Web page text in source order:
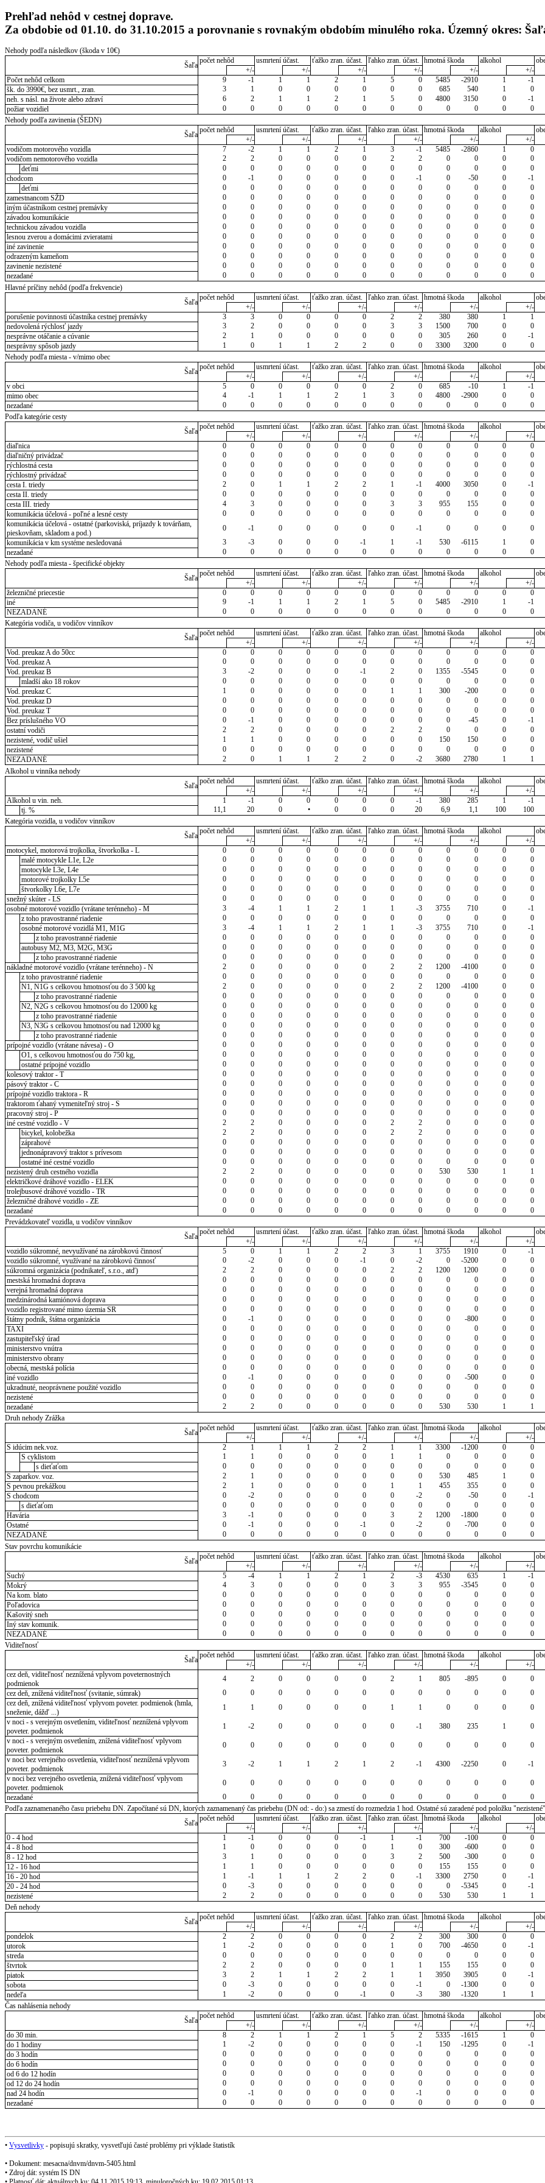
Prehľad nehôd v cestnej doprave.
Za obdobie od 01.10. do 31.10.2015 a porovnanie s rovnakým obdobím minulého roka. Územný okres:
Nehody podľa následkov (škoda v 10€)
Šaľa
počet nehôd usmrtení účast. ťažko zran. účast. ľahko zran. účast. hmotná škoda alkohol
+/-
+/- +/- +/- +/- +/-
Počet nehôd celkom
9 -1 1 1 2 1 5 0 5485 -2910 1 -1
šk. do 3990€, bez usmrt., zran.
3 1 0 0 0 0 0 0 685 540 1 0
neh. s násl. na živote alebo zdraví
6 2 1 1 2 1 5 0 4800 3150 0 -1
požiar vozidiel
0 0 0 0 0 0 0 0 0 0 0 0
Nehody podľa zavinenia (ŠEDN)
Šaľa
počet nehôd usmrtení účast. ťažko zran. účast. ľahko zran. účast. hmotná škoda alkohol
+/-
+/- +/- +/- +/- +/-
vodičom motorového vozidla
7 -2 1 1 2 1 3 -1 5485 -2860 1 0
vodičom nemotorového vozidla
2 2 0 0 0 0 2 2 0 0 0 0
deťmi
0 0 0 0 0 0 0 0 0 0 0 0
chodcom
0 -1 0 0 0 0 0 -1 0 -50 0 -1
deťmi
0 0 0 0 0 0 0 0 0 0 0 0
zamestnancom SŽD
0 0 0 0 0 0 0 0 0 0 0 0
iným účastníkom cestnej premávky
0 0 0 0 0 0 0 0 0 0 0 0
závadou komunikácie
0 0 0 0 0 0 0 0 0 0 0 0
technickou závadou vozidla
0 0 0 0 0 0 0 0 0 0 0 0
lesnou zverou a domácimi zvieratami
0 0 0 0 0 0 0 0 0 0 0 0
iné zavinenie
0 0 0 0 0 0 0 0 0 0 0 0
odrazeným kameňom
0 0 0 0 0 0 0 0 0 0 0 0
zavinenie nezistené
0 0 0 0 0 0 0 0 0 0 0 0
nezadané
0 0 0 0 0 0 0 0 0 0 0 0
Hlavné príčiny nehôd (podľa frekvencie)
Šaľa
počet nehôd usmrtení účast. ťažko zran. účast. ľahko zran. účast. hmotná škoda alkohol
+/-
+/- +/- +/- +/- +/-
porušenie povinnosti účastníka cestnej premávky
3 3 0 0 0 0 2 2 380 380 1 1
nedovolená rýchlosť jazdy
3 2 0 0 0 0 3 3 1500 700 0 0
nesprávne otáčanie a cúvanie
2 1 0 0 0 0 0 0 305 260 0 -1
nesprávny spôsob jazdy
1 0 1 1 2 2 0 0 3300 3200 0 0
Nehody podľa miesta - v/mimo obec
Šaľa
počet nehôd usmrtení účast. ťažko zran. účast. ľahko zran. účast. hmotná škoda alkohol
+/-
+/- +/- +/- +/- +/-
v obci
5 0 0 0 0 0 2 0 685 -10 1 -1
mimo obec
4 -1 1 1 2 1 3 0 4800 -2900 0 0
nezadané
0 0 0 0 0 0 0 0 0 0 0 0
Podľa kategórie cesty
Šaľa
počet nehôd usmrtení účast. ťažko zran. účast. ľahko zran. účast. hmotná škoda alkohol
+/-
+/- +/- +/- +/- +/-
diaľnica
0 0 0 0 0 0 0 0 0 0 0 0
diaľničný privádzač
0 0 0 0 0 0 0 0 0 0 0 0
rýchlostná cesta
0 0 0 0 0 0 0 0 0 0 0 0
rýchlostný privádzač
0 0 0 0 0 0 0 0 0 0 0 0
cesta I. triedy
2 0 1 1 2 2 1 -1 4000 3050 0 -1
cesta II. triedy
0 0 0 0 0 0 0 0 0 0 0 0
cesta III. triedy
4 3 0 0 0 0 3 3 955 155 0 0
komunikácia účelová - poľné a lesné cesty
0 0 0 0 0 0 0 0 0 0 0 0
komunikácia účelová - ostatné (parkoviská, príjazdy k továrňam,
pieskovňam, skladom a pod.)
0 -1 0 0 0 0 0 -1 0 0 0 0
komunikácia v km systéme nesledovaná
3 -3 0 0 0 -1 1 -1 530 -6115 1 0
nezadané
0 0 0 0 0 0 0 0 0 0 0 0
Nehody podľa miesta - špecifické objekty
Šaľa
počet nehôd usmrtení účast. ťažko zran. účast. ľahko zran. účast. hmotná škoda alkohol
+/-
+/- +/- +/- +/- +/-
železničné priecestie
0 0 0 0 0 0 0 0 0 0 0 0
iné
9 -1 1 1 2 1 5 0 5485 -2910 1 -1
NEZADANÉ
0 0 0 0 0 0 0 0 0 0 0 0
Kategória vodiča, u vodičov vinníkov
Šaľa
počet nehôd usmrtení účast. ťažko zran. účast. ľahko zran. účast. hmotná škoda alkohol
+/-
+/- +/- +/- +/- +/-
Vod. preukaz A do 50cc
0 0 0 0 0 0 0 0 0 0 0 0
Vod. preukaz A
0 0 0 0 0 0 0 0 0 0 0 0
Vod. preukaz B
3 -2 0 0 0 -1 2 0 1355 -5545 0 0
mladší ako 18 rokov
0 0 0 0 0 0 0 0 0 0 0 0
Vod. preukaz C
1 0 0 0 0 0 1 1 300 -200 0 0
Vod. preukaz D
0 0 0 0 0 0 0 0 0 0 0 0
Vod. preukaz T
0 0 0 0 0 0 0 0 0 0 0 0
Bez príslušného VO
0 -1 0 0 0 0 0 0 0 -45 0 -1
ostatní vodiči
2 2 0 0 0 0 2 2 0 0 0 0
nezistené, vodič ušiel
1 1 0 0 0 0 0 0 150 150 0 0
nezistené
0 0 0 0 0 0 0 0 0 0 0 0
NEZADANÉ
2 0 1 1 2 2 0 -2 3680 2780 1 1
Alkohol u vinníka nehody
Šaľa
počet nehôd usmrtení účast. ťažko zran. účast. ľahko zran. účast. hmotná škoda alkohol
+/-
+/- +/- +/- +/- +/-
Alkohol u vin. neh.
1 -1 0 0 0 0 0 -1 380 285 1 -1
tj. %
11,1 20 0 • 0 0 0 20 6,9 1,1 100 100
Kategória vozidla, u vodičov vinníkov
Šaľa
počet nehôd usmrtení účast. ťažko zran. účast. ľahko zran. účast. hmotná škoda alkohol
+/-
+/- +/- +/- +/- +/-
motocykel, motorová trojkolka, štvorkolka - L
0 0 0 0 0 0 0 0 0 0 0 0
malé motocykle L1e, L2e
0 0 0 0 0 0 0 0 0 0 0 0
motocykle L3e, L4e
0 0 0 0 0 0 0 0 0 0 0 0
motorové trojkolky L5e
0 0 0 0 0 0 0 0 0 0 0 0
štvorkolky L6e, L7e
0 0 0 0 0 0 0 0 0 0 0 0
snežný skúter - LS
0 0 0 0 0 0 0 0 0 0 0 0
osobné motorové vozidlo (vrátane terénneho) - M
3 -4 1 1 2 1 1 -3 3755 710 0 -1
z toho pravostranné riadenie
0 0 0 0 0 0 0 0 0 0 0 0
osobné motorové vozidlá M1, M1G
3 -4 1 1 2 1 1 -3 3755 710 0 -1
z toho pravostranné riadenie
0 0 0 0 0 0 0 0 0 0 0 0
autobusy M2, M3, M2G, M3G
0 0 0 0 0 0 0 0 0 0 0 0
z toho pravostranné riadenie
0 0 0 0 0 0 0 0 0 0 0 0
nákladné motorové vozidlo (vrátane terénneho) - N
2 0 0 0 0 0 2 2 1200 -4100 0 0
z toho pravostranné riadenie
0 0 0 0 0 0 0 0 0 0 0 0
N1, N1G s celkovou hmotnosťou do 3 500 kg
2 0 0 0 0 0 2 2 1200 -4100 0 0
z toho pravostranné riadenie
0 0 0 0 0 0 0 0 0 0 0 0
N2, N2G s celkovou hmotnosťou do 12000 kg
0 0 0 0 0 0 0 0 0 0 0 0
z toho pravostranné riadenie
0 0 0 0 0 0 0 0 0 0 0 0
N3, N3G s celkovou hmotnosťou nad 12000 kg
0 0 0 0 0 0 0 0 0 0 0 0
z toho pravostranné riadenie
0 0 0 0 0 0 0 0 0 0 0 0
prípojné vozidlo (vrátane návesa) - O
0 0 0 0 0 0 0 0 0 0 0 0
O1, s celkovou hmotnosťou do 750 kg,
0 0 0 0 0 0 0 0 0 0 0 0
ostatné prípojné vozidlo
0 0 0 0 0 0 0 0 0 0 0 0
kolesový traktor - T
0 0 0 0 0 0 0 0 0 0 0 0
pásový traktor - C
0 0 0 0 0 0 0 0 0 0 0 0
prípojné vozidlo traktora - R
0 0 0 0 0 0 0 0 0 0 0 0
traktorom ťahaný vymeniteľný stroj - S
0 0 0 0 0 0 0 0 0 0 0 0
pracovný stroj - P
0 0 0 0 0 0 0 0 0 0 0 0
iné cestné vozidlo - V
2 2 0 0 0 0 2 2 0 0 0 0
bicykel, kolobežka
2 2 0 0 0 0 2 2 0 0 0 0
záprahové
0 0 0 0 0 0 0 0 0 0 0 0
jednonápravový traktor s prívesom
0 0 0 0 0 0 0 0 0 0 0 0
ostatné iné cestné vozidlo
0 0 0 0 0 0 0 0 0 0 0 0
nezistený druh cestného vozidla
2 2 0 0 0 0 0 0 530 530 1 1
električkové dráhové vozidlo - ELEK
0 0 0 0 0 0 0 0 0 0 0 0
trolejbusové dráhové vozidlo - TR
0 0 0 0 0 0 0 0 0 0 0 0
železničné dráhové vozidlo - ZE
0 0 0 0 0 0 0 0 0 0 0 0
nezadané
0 0 0 0 0 0 0 0 0 0 0 0
Prevádzkovateľ vozidla, u vodičov vinníkov
Šaľa
počet nehôd usmrtení účast. ťažko zran. účast. ľahko zran. účast. hmotná škoda alkohol
+/-
+/- +/- +/- +/- +/-
vozidlo súkromné, nevyužívané na zárobkovú činnosť
5 0 1 1 2 2 3 1 3755 1910 0 -1
vozidlo súkromné, využívané na zárobkovú činnosť
0 -2 0 0 0 -1 0 -2 0 -5200 0 0
súkromná organizácia (podnikateľ, s.r.o., atď)
2 2 0 0 0 0 2 2 1200 1200 0 0
mestská hromadná doprava
0 0 0 0 0 0 0 0 0 0 0 0
verejná hromadná doprava
0 0 0 0 0 0 0 0 0 0 0 0
medzinárodná kamiónová doprava
0 0 0 0 0 0 0 0 0 0 0 0
vozidlo registrované mimo územia SR
0 0 0 0 0 0 0 0 0 0 0 0
štátny podnik, štátna organizácia
0 -1 0 0 0 0 0 0 0 -800 0 0
TAXI
0 0 0 0 0 0 0 0 0 0 0 0
zastupiteľský úrad
0 0 0 0 0 0 0 0 0 0 0 0
ministerstvo vnútra
0 0 0 0 0 0 0 0 0 0 0 0
ministerstvo obrany
0 0 0 0 0 0 0 0 0 0 0 0
obecná, mestská polícia
0 0 0 0 0 0 0 0 0 0 0 0
iné vozidlo
0 -1 0 0 0 0 0 0 0 -500 0 0
ukradnuté, neoprávnene použité vozidlo
0 0 0 0 0 0 0 0 0 0 0 0
nezistené
0 0 0 0 0 0 0 0 0 0 0 0
nezadané
2 2 0 0 0 0 0 0 530 530 1 1
Druh nehody Zrážka
Šaľa
počet nehôd usmrtení účast. ťažko zran. účast. ľahko zran. účast. hmotná škoda alkohol
+/-
+/- +/- +/- +/- +/-
S idúcim nek.voz.
2 1 1 1 2 2 1 1 3300 -1200 0 0
S cyklistom
1 1 0 0 0 0 1 1 0 0 0 0
s dieťaťom
0 0 0 0 0 0 0 0 0 0 0 0
S zaparkov. voz.
2 1 0 0 0 0 0 0 530 485 1 0
S pevnou prekážkou
2 1 0 0 0 0 1 1 455 355 0 0
S chodcom
0 -2 0 0 0 0 0 -2 0 -50 0 -1
s dieťaťom
0 0 0 0 0 0 0 0 0 0 0 0
Havária
3 -1 0 0 0 0 3 2 1200 -1800 0 0
Ostatné
0 -1 0 0 0 -1 0 -2 0 -700 0 0
NEZADANÉ
0 0 0 0 0 0 0 0 0 0 0 0
Stav povrchu komunikácie
Šaľa
počet nehôd usmrtení účast. ťažko zran. účast. ľahko zran. účast. hmotná škoda alkohol
+/-
+/- +/- +/- +/- +/-
Suchý
5 -4 1 1 2 1 2 -3 4530 635 1 -1
Mokrý
4 3 0 0 0 0 3 3 955 -3545 0 0
Na kom. blato
0 0 0 0 0 0 0 0 0 0 0 0
Poľadovica
0 0 0 0 0 0 0 0 0 0 0 0
Kašovitý sneh
0 0 0 0 0 0 0 0 0 0 0 0
Iný stav komunik.
0 0 0 0 0 0 0 0 0 0 0 0
NEZADANÉ
0 0 0 0 0 0 0 0 0 0 0 0
Viditeľnosť
Šaľa
počet nehôd usmrtení účast. ťažko zran. účast. ľahko zran. účast. hmotná škoda alkohol
+/-
+/- +/- +/- +/- +/-
cez deň, viditeľnosť neznížená vplyvom poveternostných
podmienok
4 2 0 0 0 0 2 1 805 -895 0 0
cez deň, znížená viditeľnosť (svitanie, súmrak)
0 0 0 0 0 0 0 0 0 0 0 0
cez deň, znížená viditeľnosť vplyvom poveter. podmienok (hmla,
sneženie, dážď ...)
1 1 0 0 0 0 1 1 0 0 0 0
v noci - s verejným osvetlením, viditeľnosť neznížená vplyvom
poveter. podmienok
1 -2 0 0 0 0 0 -1 380 235 1 0
v noci - s verejným osvetlením, znížená viditeľnosť vplyvom
poveter. podmienok
0 0 0 0 0 0 0 0 0 0 0 0
v noci bez verejného osvetlenia, viditeľnosť neznížená vplyvom
poveter. podmienok
3 -2 1 1 2 1 2 -1 4300 -2250 0 -1
v noci bez verejného osvetlenia, znížená viditeľnosť vplyvom
poveter. podmienok
0 0 0 0 0 0 0 0 0 0 0 0
nezadané
0 0 0 0 0 0 0 0 0 0 0 0
Podľa zaznamenaného času priebehu DN. Započítané sú DN, ktorých zaznamenaný čas priebehu (DN od: - do:) sa zmestí do rozmedzia 1 hod. Ostatné sú zaradené pod položku "nezistené"
Šaľa
počet nehôd usmrtení účast. ťažko zran. účast. ľahko zran. účast. hmotná škoda alkohol
+/-
+/- +/- +/- +/- +/-
0 - 4 hod
1 -1 0 0 0 -1 1 -1 700 -100 0 0
4 - 8 hod
1 0 0 0 0 0 1 0 300 -600 0 0
8 - 12 hod
3 1 0 0 0 0 3 2 500 -300 0 0
12 - 16 hod
1 1 0 0 0 0 0 0 155 155 0 0
16 - 20 hod
1 -1 1 1 2 2 0 -1 3300 2750 0 -1
20 - 24 hod
0 -3 0 0 0 0 0 0 0 -5345 0 -1
nezistené
2 2 0 0 0 0 0 0 530 530 1 1
Deň nehody
Šaľa
počet nehôd usmrtení účast. ťažko zran. účast. ľahko zran. účast. hmotná škoda alkohol
+/-
+/- +/- +/- +/- +/-
pondelok
2 2 0 0 0 0 2 2 300 300 0 0
utorok
1 -2 0 0 0 0 1 0 700 -4650 0 -1
streda
0 0 0 0 0 0 0 0 0 0 0 0
štvrtok
2 2 0 0 0 0 1 1 155 155 0 0
piatok
3 2 1 1 2 2 1 1 3950 3905 0 -1
sobota
0 -3 0 0 0 0 0 -1 0 -1300 0 0
nedeľa
1 -2 0 0 0 -1 0 -3 380 -1320 1 1
Čas nahlásenia nehody
Šaľa
počet nehôd usmrtení účast. ťažko zran. účast. ľahko zran. účast. hmotná škoda alkohol
+/-
+/- +/- +/- +/- +/-
do 30 min.
8 2 1 1 2 1 5 2 5335 -1615 1 0
do 1 hodiny
1 -2 0 0 0 0 0 -1 150 -1295 0 -1
do 3 hodín
0 0 0 0 0 0 0 0 0 0 0 0
do 6 hodín
0 0 0 0 0 0 0 0 0 0 0 0
od 6 do 12 hodín
0 0 0 0 0 0 0 0 0 0 0 0
od 12 do 24 hodín
0 0 0 0 0 0 0 0 0 0 0 0
nad 24 hodín
0 -1 0 0 0 0 0 -1 0 0 0 0
nezadané
0 0 0 0 0 0 0 0 0 0 0 0
• Vysvetlivky - popisujú skratky, vysvetľujú časté problémy pri výklade štatistík
• Dokument: mesacna/dnvm/dnvm-5405.html
• Zdroj dát: systém IS DN